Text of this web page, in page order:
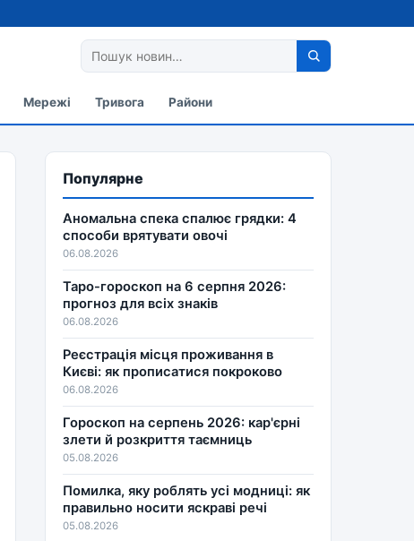
Мережі Тривога Райони
Популярне
Аномальна спека спалює грядки: 4
способи врятувати овочі
06.08.2026
Таро-гороскоп на 6 серпня 2026:
прогноз для всіх знаків
06.08.2026
Реєстрація місця проживання в
Києві: як прописатися покроково
06.08.2026
Гороскоп на серпень 2026: кар'єрні
злети й розкриття таємниць
05.08.2026
Помилка, яку роблять усі модниці: як
правильно носити яскраві речі
05.08.2026